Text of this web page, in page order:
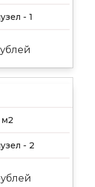
- 1
м2
- 2